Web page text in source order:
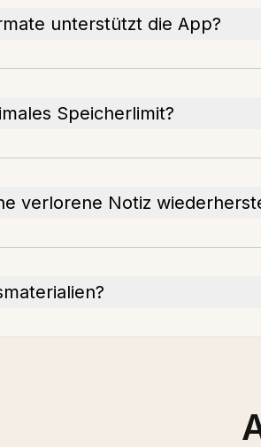
unterstützt die App?
Speicherlimit?
verlorene Notiz